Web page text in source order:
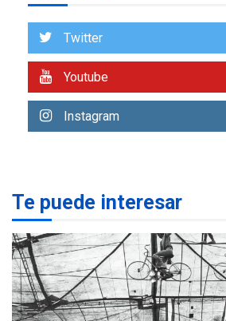
7
alcanzar 3
1
REGIONALES
eleva sus
2
Programa
para
adultos
REGIONALES
Mariño
operativa
vehicular de
Twitter
Youtube
Instagram
Te puede interesar